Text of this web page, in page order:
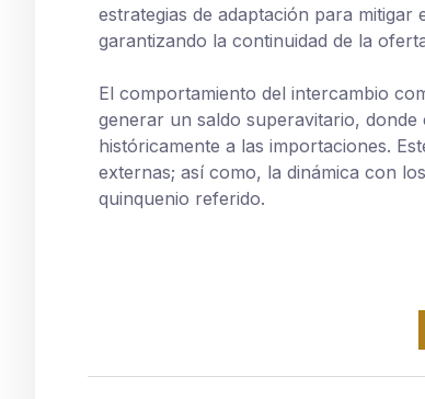
estrategias de adaptación para
garantizando la continuidad de la
El comportamiento del intercambio
generar un saldo superavitario,
históricamente a las importaciones.
externas; así como, la dinámica con
quinquenio referido.